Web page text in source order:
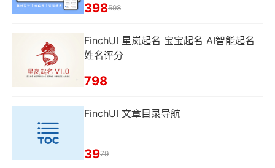
398598
FinchUI 星岚起名 宝宝起名 AI智能起名
姓名评分
798
FinchUI 文章目录导航
3979